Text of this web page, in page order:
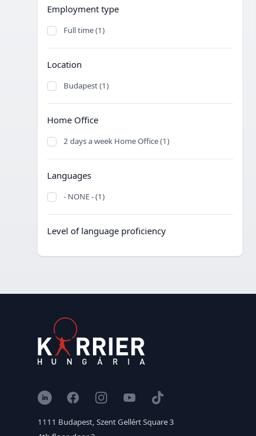
Employment type
Full time (1)
Location
Budapest (1)
Home Office
2 days a week Home Office (1)
Languages
- NONE - (1)
Level of language proficiency
LinkedInFacebookInstagramYouTubeTikTok
1111 Budapest, Szent Gellért Square 3